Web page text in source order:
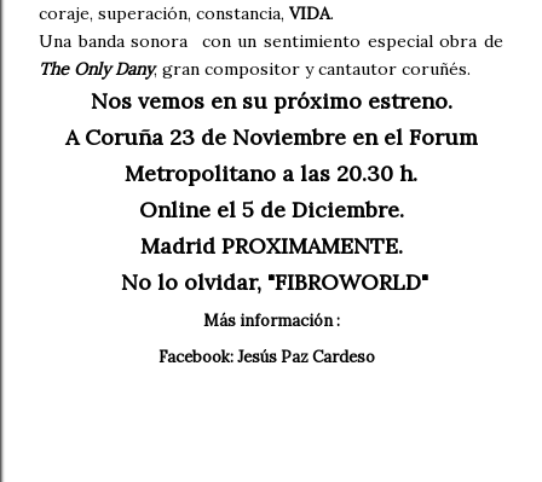
coraje, superación, constancia, VIDA.
Una banda sonora con un sentimiento especial obra de
The Only Dany, gran compositor y cantautor coruñés.
Nos vemos en su próximo estreno.
A Coruña 23 de Noviembre en el Forum
Metropolitano a las 20.30 h.
Online el 5 de Diciembre.
Madrid PROXIMAMENTE.
No lo olvidar, "FIBROWORLD"
Más información :
Facebook: Jesús Paz Cardeso